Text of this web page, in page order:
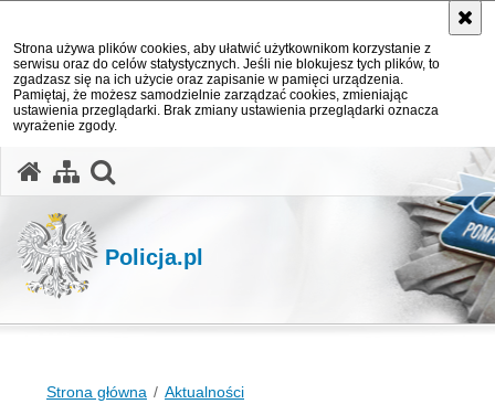
Strona używa plików cookies, aby ułatwić użytkownikom korzystanie z
serwisu oraz do celów statystycznych. Jeśli nie blokujesz tych plików, to
zgadzasz się na ich użycie oraz zapisanie w pamięci urządzenia.
Pamiętaj, że możesz samodzielnie zarządzać cookies, zmieniając
ustawienia przeglądarki. Brak zmiany ustawienia przeglądarki oznacza
wyrażenie zgody.
Policja.pl
Strona główna Aktualności